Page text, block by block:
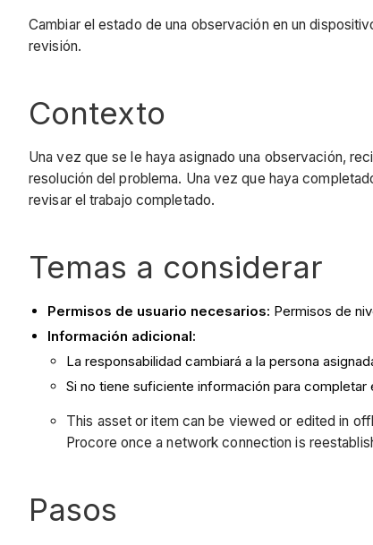
Cambiar el estado de una observación en un
revisión.
Contexto
Una vez que se le haya asignado una observación,
resolución del problema. Una vez que haya
revisar el trabajo completado.
Temas a considerar
Permisos de usuario necesarios: Permisos de
Información adicional:
La responsabilidad cambiará a la persona
Si no tiene suficiente información para
This asset or item can be viewed or edited in
Procore once a network connection is
Pasos